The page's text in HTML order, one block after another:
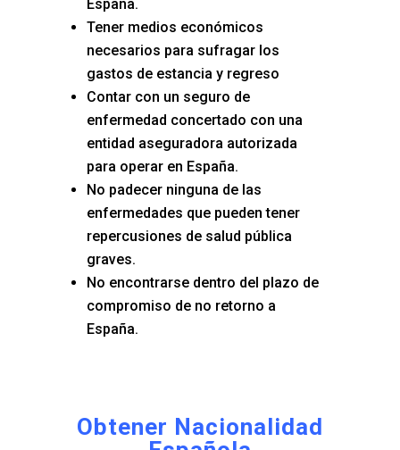
España.
Tener medios económicos
necesarios para sufragar los
gastos de estancia y regreso
Contar con un seguro de
enfermedad concertado con una
entidad aseguradora autorizada
para operar en España.
No padecer ninguna de las
enfermedades que pueden tener
repercusiones de salud pública
graves.
No encontrarse dentro del plazo de
compromiso de no retorno a
España.
Obtener Nacionalidad